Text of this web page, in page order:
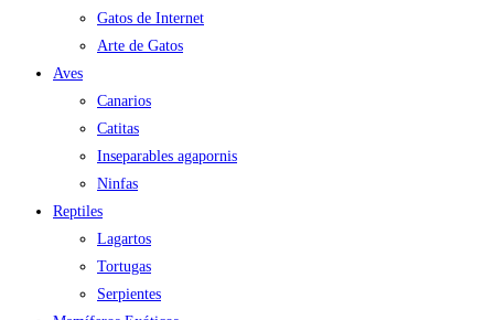
Gatos de Internet
Arte de Gatos
Aves
Canarios
Catitas
Inseparables agapornis
Ninfas
Reptiles
Lagartos
Tortugas
Serpientes